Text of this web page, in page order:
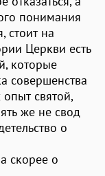
понимания
стоит на
Церкви есть
которые
совершенства
святой,
же не свод
о
скорее о